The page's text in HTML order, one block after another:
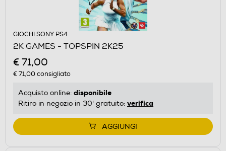
GIOCHI SONY PS4
2K GAMES - TOPSPIN 2K25
€ 71,00
€ 71,00consigliato
Acquisto online: disponibile
Ritiro in negozio in 30' gratuito: verifica
AGGIUNGI